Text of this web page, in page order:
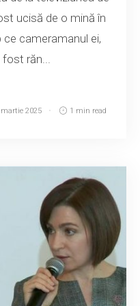
ucisă de o mină în
ce cameramanul ei,
răn...
2025 1 min read